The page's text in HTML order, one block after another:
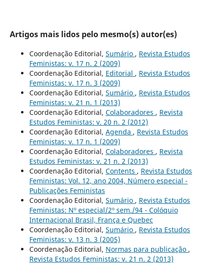
Artigos mais lidos pelo mesmo(s) autor(es)
Coordenação Editorial, Sumário , Revista Estudos
Feministas: v. 17 n. 2 (2009)
Coordenação Editorial, Editorial , Revista Estudos
Feministas: v. 17 n. 3 (2009)
Coordenação Editorial, Sumário , Revista Estudos
Feministas: v. 21 n. 1 (2013)
Coordenação Editorial, Colaboradores , Revista
Estudos Feministas: v. 20 n. 2 (2012)
Coordenação Editorial, Agenda , Revista Estudos
Feministas: v. 17 n. 1 (2009)
Coordenação Editorial, Colaboradores , Revista
Estudos Feministas: v. 21 n. 2 (2013)
Coordenação Editorial, Contents , Revista Estudos
Feministas: Vol. 12, ano 2004, Número especial -
Publicações Feministas
Coordenação Editorial, Sumário , Revista Estudos
Feministas: Nº especial/2º sem./94 - Colóquio
Internacional Brasil, França e Quebec
Coordenação Editorial, Sumário , Revista Estudos
Feministas: v. 13 n. 3 (2005)
Coordenação Editorial, Normas para publicação ,
Revista Estudos Feministas: v. 21 n. 2 (2013)